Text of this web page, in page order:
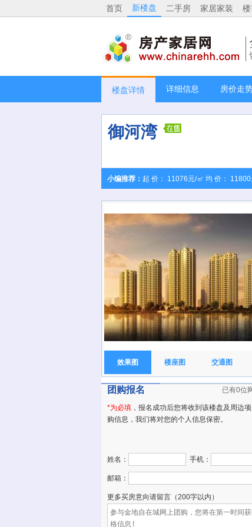
首页 新楼盘 二手房 家居家装
楼盘详情 详细信息 房价走
御河湾
小编推荐： 起 价： 11076元/㎡ 均 价：
效果图 楼座图 交通图
团购报名 已有0位
*为必填 ，报名成功后您将收到该楼盘及周边
购信息，我们将对您的个人信息保密。
姓名： 手机：
邮箱：
更多买房意向请留言（200字以内）